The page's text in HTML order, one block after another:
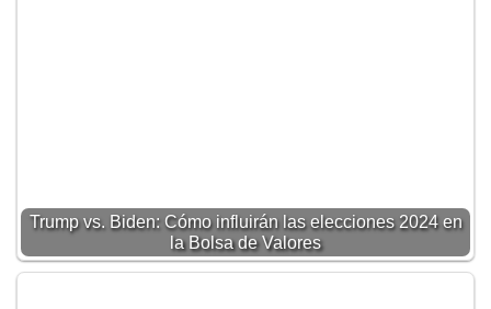
Trump vs. Biden: Cómo influirán las elecciones 2024 en
la Bolsa de Valores